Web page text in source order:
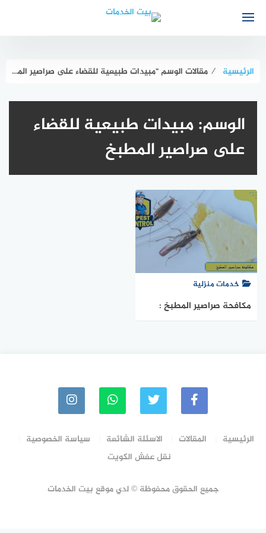
الرئيسية ⁄ مقالات الوسم "مبيدات طبيعية للقضاء على صراصير المطبخ"
الوسم:مبيدات طبيعية للقضاء
على صراصير المطبخ
خدمات منزلية
مكافحة صراصير المطبخ :
الرئيسية المقالات الاسئلة الشائعة
سياسة الخصوصية
نقل عفش الكويت
جميع الحقوق محفوظة © لدي موقع بيت الخدمات